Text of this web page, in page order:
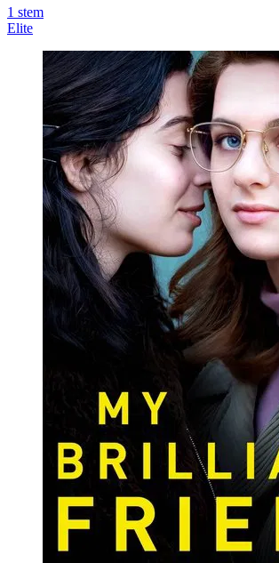
1 stem
Elite